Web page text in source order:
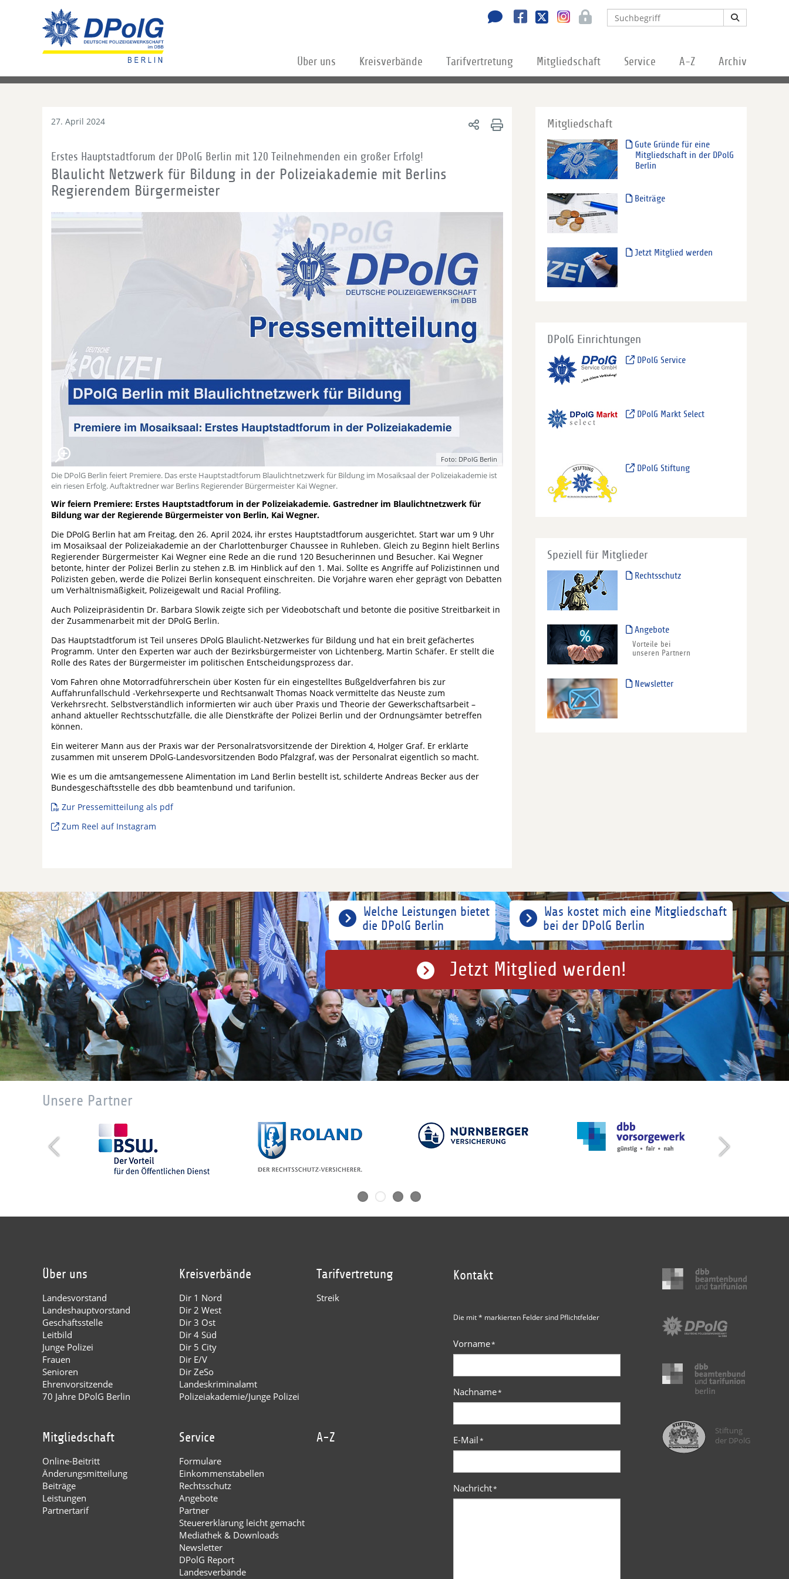
Über uns Kreisverbände Tarifvertretung Mitgliedschaft Service A-Z Archiv
27. April 2024
Erstes Hauptstadtforum der DPolG Berlin mit 120 Teilnehmenden ein großer Erfolg!
Blaulicht Netzwerk für Bildung in der Polizeiakademie mit Berlins
Regierendem Bürgermeister
Foto: DPolG Berlin
Die DPolG Berlin feiert Premiere. Das erste Hauptstadtforum Blaulichtnetzwerk für Bildung im Mosaiksaal der Polizeiakademie ist
ein riesen Erfolg. Auftaktredner war Berlins Regierender Bürgermeister Kai Wegner.
Wir feiern Premiere: Erstes Hauptstadtforum in der Polizeiakademie. Gastredner im Blaulichtnetzwerk für
Bildung war der Regierende Bürgermeister von Berlin, Kai Wegner.
Die DPolG Berlin hat am Freitag, den 26. April 2024, ihr erstes Hauptstadtforum ausgerichtet. Start war um 9 Uhr
im Mosaiksaal der Polizeiakademie an der Charlottenburger Chaussee in Ruhleben. Gleich zu Beginn hielt Berlins
Regierender Bürgermeister Kai Wegner eine Rede an die rund 120 Besucherinnen und Besucher. Kai Wegner
betonte, hinter der Polizei Berlin zu stehen z.B. im Hinblick auf den 1. Mai. Sollte es Angriffe auf Polizistinnen und
Polizisten geben, werde die Polizei Berlin konsequent einschreiten. Die Vorjahre waren eher geprägt von Debatten
um Verhältnismäßigkeit, Polizeigewalt und Racial Profiling.
Auch Polizeipräsidentin Dr. Barbara Slowik zeigte sich per Videobotschaft und betonte die positive Streitbarkeit in
der Zusammenarbeit mit der DPolG Berlin.
Das Hauptstadtforum ist Teil unseres DPolG Blaulicht-Netzwerkes für Bildung und hat ein breit gefächertes
Programm. Unter den Experten war auch der Bezirksbürgermeister von Lichtenberg, Martin Schäfer. Er stellt die
Rolle des Rates der Bürgermeister im politischen Entscheidungsprozess dar.
Vom Fahren ohne Motorradführerschein über Kosten für ein eingestelltes Bußgeldverfahren bis zur
Auffahrunfallschuld -Verkehrsexperte und Rechtsanwalt Thomas Noack vermittelte das Neuste zum
Verkehrsrecht. Selbstverständlich informierten wir auch über Praxis und Theorie der Gewerkschaftsarbeit –
anhand aktueller Rechtsschutzfälle, die alle Dienstkräfte der Polizei Berlin und der Ordnungsämter betreffen
können.
Ein weiterer Mann aus der Praxis war der Personalratsvorsitzende der Direktion 4, Holger Graf. Er erklärte
zusammen mit unserem DPolG-Landesvorsitzenden Bodo Pfalzgraf, was der Personalrat eigentlich so macht.
Wie es um die amtsangemessene Alimentation im Land Berlin bestellt ist, schilderte Andreas Becker aus der
Bundesgeschäftsstelle des dbb beamtenbund und tarifunion.
Zur Pressemitteilung als pdf
Zum Reel auf Instagram
Mitgliedschaft
Gute Gründe für eine
Mitgliedschaft in der DPolG
Berlin
Beiträge
Jetzt Mitglied werden
DPolG Einrichtungen
DPolG Service
DPolG Markt Select
DPolG Stiftung
Speziell für Mitglieder
Rechtsschutz
Angebote
Vorteile bei
unseren Partnern
Newsletter
Was kostet mich eine Mitgliedschaft
bei der DPolG Berlin
Welche Leistungen bietet
die DPolG Berlin
Jetzt Mitglied werden!
Unsere Partner
Über uns
Landesvorstand
Landeshauptvorstand
Geschäftsstelle
Leitbild
Junge Polizei
Frauen
Senioren
Ehrenvorsitzende
70 Jahre DPolG Berlin
Kreisverbände
Dir 1 Nord
Dir 2 West
Dir 3 Ost
Dir 4 Süd
Dir 5 City
Dir E/V
Dir ZeSo
Landeskriminalamt
Polizeiakademie/Junge Polizei
Tarifvertretung
Streik
Mitgliedschaft
Online-Beitritt
Änderungsmitteilung
Beiträge
Leistungen
Partnertarif
Service
Formulare
Einkommenstabellen
Rechtsschutz
Angebote
Partner
Steuererklärung leicht gemacht
Mediathek & Downloads
Newsletter
DPolG Report
Landesverbände
A-Z
Kontakt
Die mit * markierten Felder sind Pflichtfelder
Vorname*
Nachname*
E-Mail*
Nachricht*
Stiftung
der DPolG